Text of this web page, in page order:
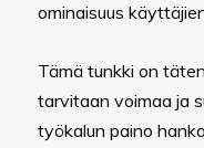
ominaisuus
Tämä tunkki on
tarvitaan voimaa ja
työkalun paino